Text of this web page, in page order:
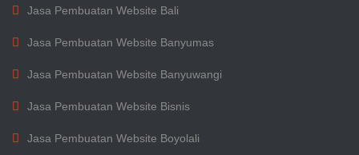
Jasa Pembuatan Website Bali
Jasa Pembuatan Website Banyumas
Jasa Pembuatan Website Banyuwangi
Jasa Pembuatan Website Bisnis
Jasa Pembuatan Website Boyolali